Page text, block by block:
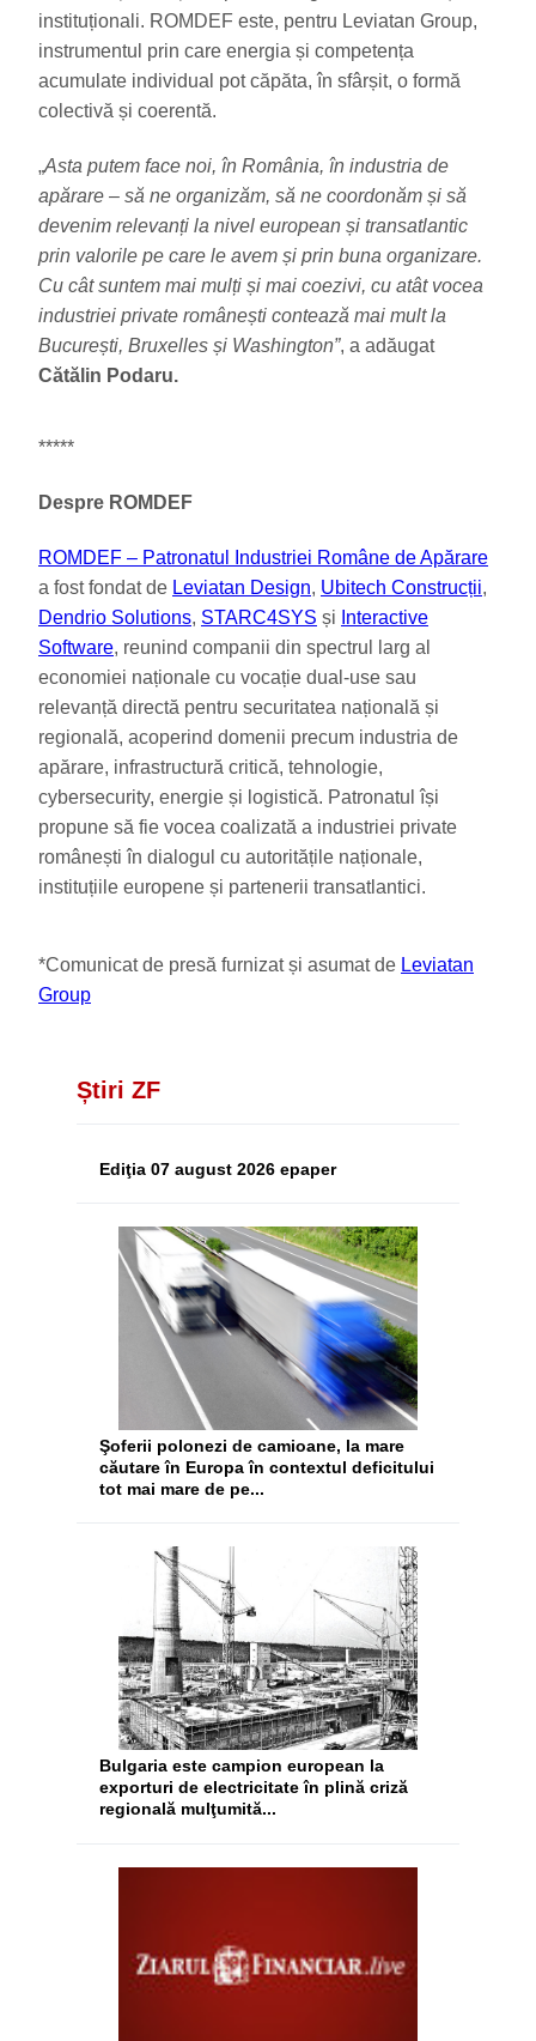
instituționali. ROMDEF este, pentru Leviatan Group,
instrumentul prin care energia și competența
acumulate individual pot căpăta, în sfârșit, o formă
colectivă și coerentă.
„Asta putem face noi, în România, în industria de
apărare – să ne organizăm, să ne coordonăm și să
devenim relevanți la nivel european și transatlantic
prin valorile pe care le avem și prin buna organizare.
Cu cât suntem mai mulți și mai coezivi, cu atât vocea
industriei private românești contează mai mult la
București, Bruxelles și Washington”, a adăugat
Cătălin Podaru.
*****
Despre ROMDEF
ROMDEF – Patronatul Industriei Române de Apărare
a fost fondat de Leviatan Design, Ubitech Construcții,
Dendrio Solutions, STARC4SYS și Interactive
Software, reunind companii din spectrul larg al
economiei naționale cu vocație dual-use sau
relevanță directă pentru securitatea națională și
regională, acoperind domenii precum industria de
apărare, infrastructură critică, tehnologie,
cybersecurity, energie și logistică. Patronatul își
propune să fie vocea coalizată a industriei private
românești în dialogul cu autoritățile naționale,
instituțiile europene și partenerii transatlantici.
*Comunicat de presă furnizat și asumat de Leviatan
Group
Știri ZF
Ediţia 07 august 2026 epaper
Şoferii polonezi de camioane, la mare
căutare în Europa în contextul deficitului
tot mai mare de pe...
Bulgaria este campion european la
exporturi de electricitate în plină criză
regională mulţumită...